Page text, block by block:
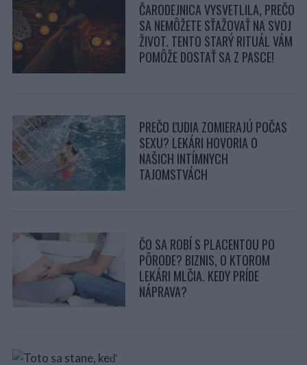
ČARODEJNICA VYSVETLILA, PREČO
SA NEMÔŽETE SŤAŽOVAŤ NA SVOJ
ŽIVOT. TENTO STARÝ RITUÁL VÁM
POMÔŽE DOSTAŤ SA Z PASCE!
PREČO ĽUDIA ZOMIERAJÚ POČAS
SEXU? LEKÁRI HOVORIA O
NAŠICH INTÍMNYCH
TAJOMSTVÁCH
ČO SA ROBÍ S PLACENTOU PO
PÔRODE? BIZNIS, O KTOROM
LEKÁRI MLČIA. KEDY PRÍDE
NÁPRAVA?